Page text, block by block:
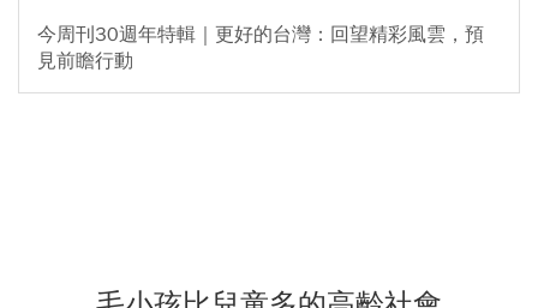
今周刊30週年特輯｜更好的台灣：回望精彩風雲，預
見前瞻行動